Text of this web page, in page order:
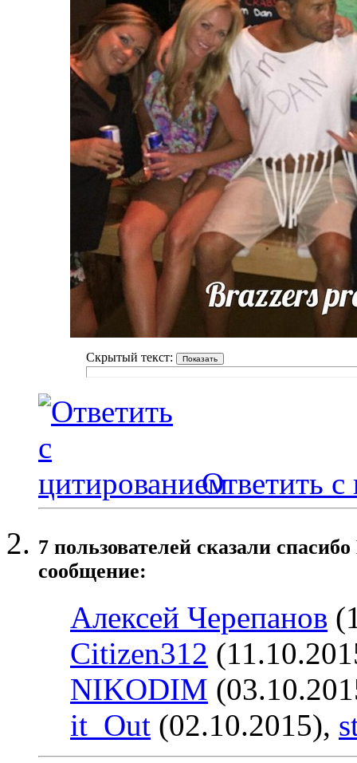
Скрытый текст:
Ответить с
7 пользователей сказали
сообщение:
Алексей Черепанов
Citizen312
NIKODIM
it_Out (02.10.2015),